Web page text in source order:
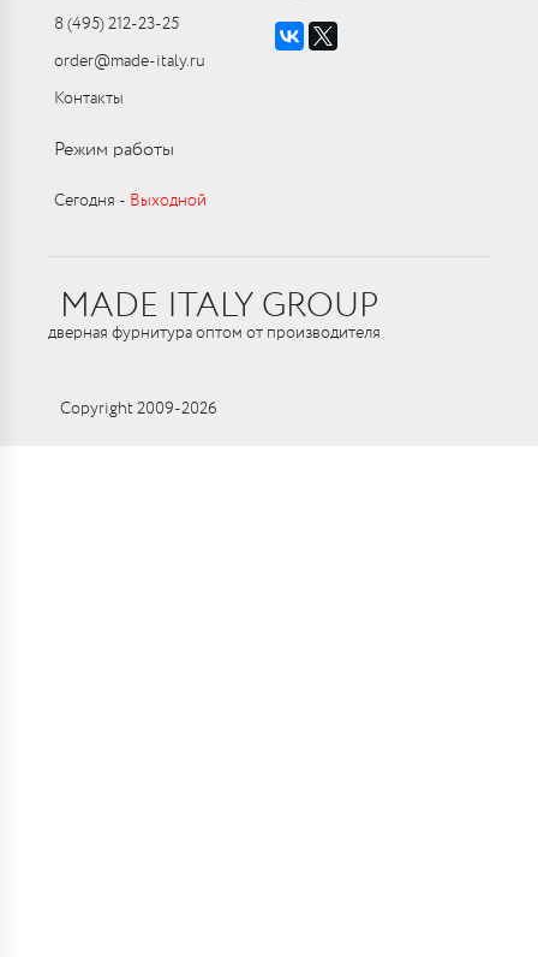
8 (495) 212-23-25
order@made-italy.ru
Контакты
Режим работы
Сегодня ‑ Выходной
MADE ITALY GROUP
дверная фурнитура оптом от производителя
Copyright 2009-2026